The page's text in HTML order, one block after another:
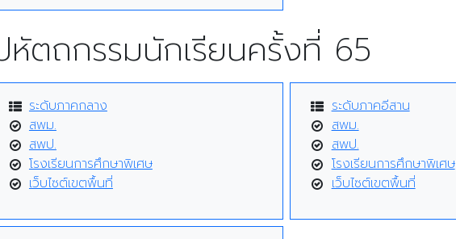
ตถกรรมนักเรียนครั้งที่ 65
ระดับภาคกลาง
สพม.
สพป.
โรงเรียนการศึกษาพิเศษ
เว็บไซต์เขตพื้นที่
ระดับภาคอีสาน
สพม.
สพป.
โรงเรียนการศึกษาพิเศษ
เว็บไซต์เขตพื้นที่